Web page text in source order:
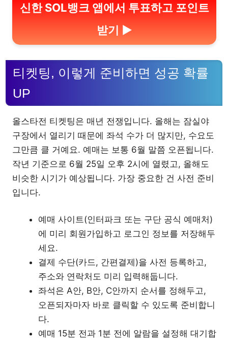
신한 SOL뱅크 앱에서 투표하고 포인트
받기 ▶
티켓팅, 이렇게 준비하면 성공 확률
UP
올스타전 티켓팅은 매년 전쟁입니다. 올해는 잠실야
구장에서 열리기 때문에 좌석 수가 더 많지만, 수요도
그만큼 클 거예요. 예매는 보통 6월 말쯤 오픈됩니다.
작년 기준으로 6월 25일 오후 2시에 열렸고, 올해도
비슷한 시기가 예상됩니다. 가장 중요한 건 사전 준비
입니다.
예매 사이트(인터파크 또는 구단 공식 예매처)
에 미리 회원가입하고 로그인 정보를 저장해두
세요.
결제 수단(카드, 간편결제)을 사전 등록하고,
주소와 연락처도 미리 입력해둡니다.
좌석은 A안, B안, C안까지 순서를 정해두고,
오픈되자마자 바로 클릭할 수 있도록 준비합니
다.
예매 15분 전과 1분 전에 알람을 설정해 대기합